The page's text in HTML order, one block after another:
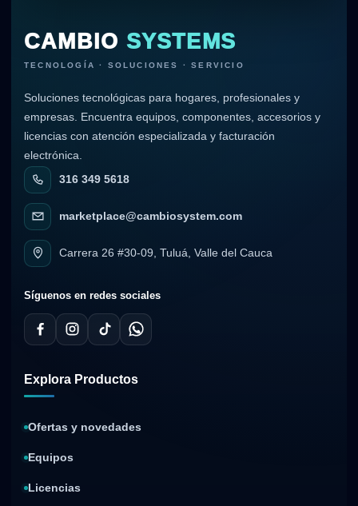
CAMBIO SYSTEMS
TECNOLOGÍA · SOLUCIONES · SERVICIO
Soluciones tecnológicas para hogares, profesionales y
empresas. Encuentra equipos, componentes, accesorios y
licencias con atención especializada y facturación
electrónica.
316 349 5618
marketplace@cambiosystem.com
Carrera 26 #30-09, Tuluá, Valle del Cauca
Síguenos en redes sociales
Explora Productos
Ofertas y novedades
Equipos
Licencias